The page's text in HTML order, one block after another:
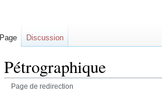
Pétrographique
Page de redirection
Page Discussion